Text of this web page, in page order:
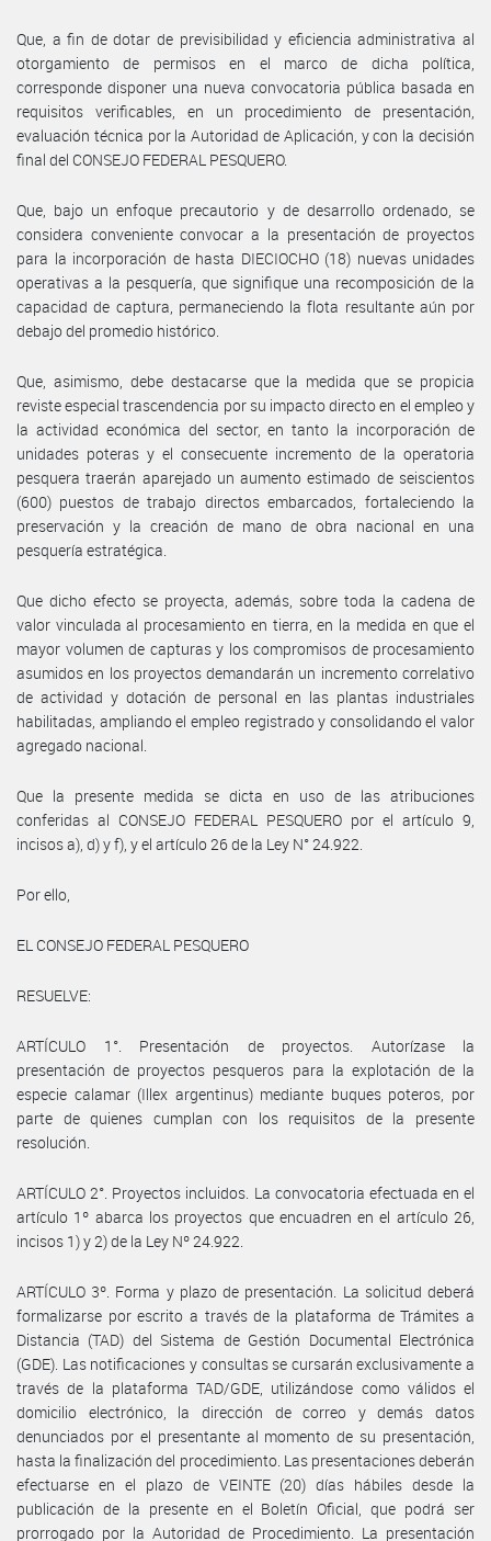
Que, a fin de dotar de previsibilidad y eficiencia administrativa al
otorgamiento de permisos en el marco de dicha política,
corresponde disponer una nueva convocatoria pública basada en
requisitos verificables, en un procedimiento de presentación,
evaluación técnica por la Autoridad de Aplicación, y con la decisión
final del CONSEJO FEDERAL PESQUERO.
Que, bajo un enfoque precautorio y de desarrollo ordenado, se
considera conveniente convocar a la presentación de proyectos
para la incorporación de hasta DIECIOCHO (18) nuevas unidades
operativas a la pesquería, que signifique una recomposición de la
capacidad de captura, permaneciendo la flota resultante aún por
debajo del promedio histórico.
Que, asimismo, debe destacarse que la medida que se propicia
reviste especial trascendencia por su impacto directo en el empleo y
la actividad económica del sector, en tanto la incorporación de
unidades poteras y el consecuente incremento de la operatoria
pesquera traerán aparejado un aumento estimado de seiscientos
(600) puestos de trabajo directos embarcados, fortaleciendo la
preservación y la creación de mano de obra nacional en una
pesquería estratégica.
Que dicho efecto se proyecta, además, sobre toda la cadena de
valor vinculada al procesamiento en tierra, en la medida en que el
mayor volumen de capturas y los compromisos de procesamiento
asumidos en los proyectos demandarán un incremento correlativo
de actividad y dotación de personal en las plantas industriales
habilitadas, ampliando el empleo registrado y consolidando el valor
agregado nacional.
Que la presente medida se dicta en uso de las atribuciones
conferidas al CONSEJO FEDERAL PESQUERO por el artículo 9,
incisos a), d) y f), y el artículo 26 de la Ley N° 24.922.
Por ello,
EL CONSEJO FEDERAL PESQUERO
RESUELVE:
ARTÍCULO 1°. Presentación de proyectos. Autorízase la
presentación de proyectos pesqueros para la explotación de la
especie calamar (Illex argentinus) mediante buques poteros, por
parte de quienes cumplan con los requisitos de la presente
resolución.
ARTÍCULO 2°. Proyectos incluidos. La convocatoria efectuada en el
artículo 1º abarca los proyectos que encuadren en el artículo 26,
incisos 1) y 2) de la Ley Nº 24.922.
ARTÍCULO 3º. Forma y plazo de presentación. La solicitud deberá
formalizarse por escrito a través de la plataforma de Trámites a
Distancia (TAD) del Sistema de Gestión Documental Electrónica
(GDE). Las notificaciones y consultas se cursarán exclusivamente a
través de la plataforma TAD/GDE, utilizándose como válidos el
domicilio electrónico, la dirección de correo y demás datos
denunciados por el presentante al momento de su presentación,
hasta la finalización del procedimiento. Las presentaciones deberán
efectuarse en el plazo de VEINTE (20) días hábiles desde la
publicación de la presente en el Boletín Oficial, que podrá ser
prorrogado por la Autoridad de Procedimiento. La presentación